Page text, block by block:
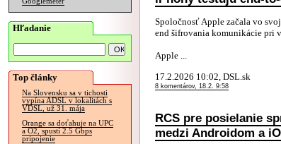
Hľadanie
Top články
Na Slovensku sa v tichosti
vypína ADSL v lokalitách s
VDSL, už 31. mája
Orange sa doťahuje na UPC
a O2, spustí 2.5 Gbps
pripojenie
Spoločnosť Apple začala vo
end šifrovania komunikácie pri
Apple ...
17.2.2026 10:02, DSL.sk
8 komentárov, 18.2. 9:58
RCS pre posielanie
medzi Androidom a